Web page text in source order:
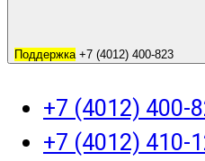
Поддержка+7 (4012) 400-823
+7 (4012) 400-
+7 (4012) 410-